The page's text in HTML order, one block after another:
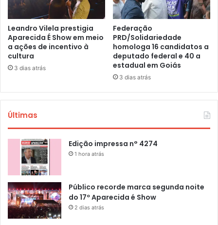
Leandro Vilela prestigia
Aparecida É Show em meio
a ações de incentivo à
cultura
3 dias atrás
Federação
PRD/Solidariedade
homologa 16 candidatos a
deputado federal e 40 a
estadual em Goiás
3 dias atrás
Últimas
Edição impressa n° 4274
1 hora atrás
Público recorde marca segunda noite
do 17º Aparecida é Show
2 dias atrás